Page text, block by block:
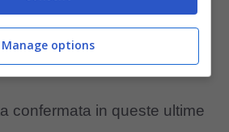
cheha accusato un
l’allenamento
confermata in queste ultime
Manage options